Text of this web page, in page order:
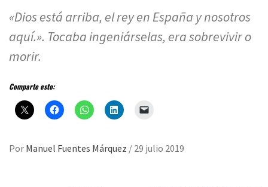
«Dios está arriba, el rey en España y nosotros
aquí.». Tocaba ingeniárselas, era sobrevivir o
morir.
Comparte esto:
Por Manuel Fuentes Márquez / 29 julio 2019